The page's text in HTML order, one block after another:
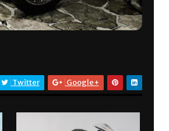
Twitter Google+